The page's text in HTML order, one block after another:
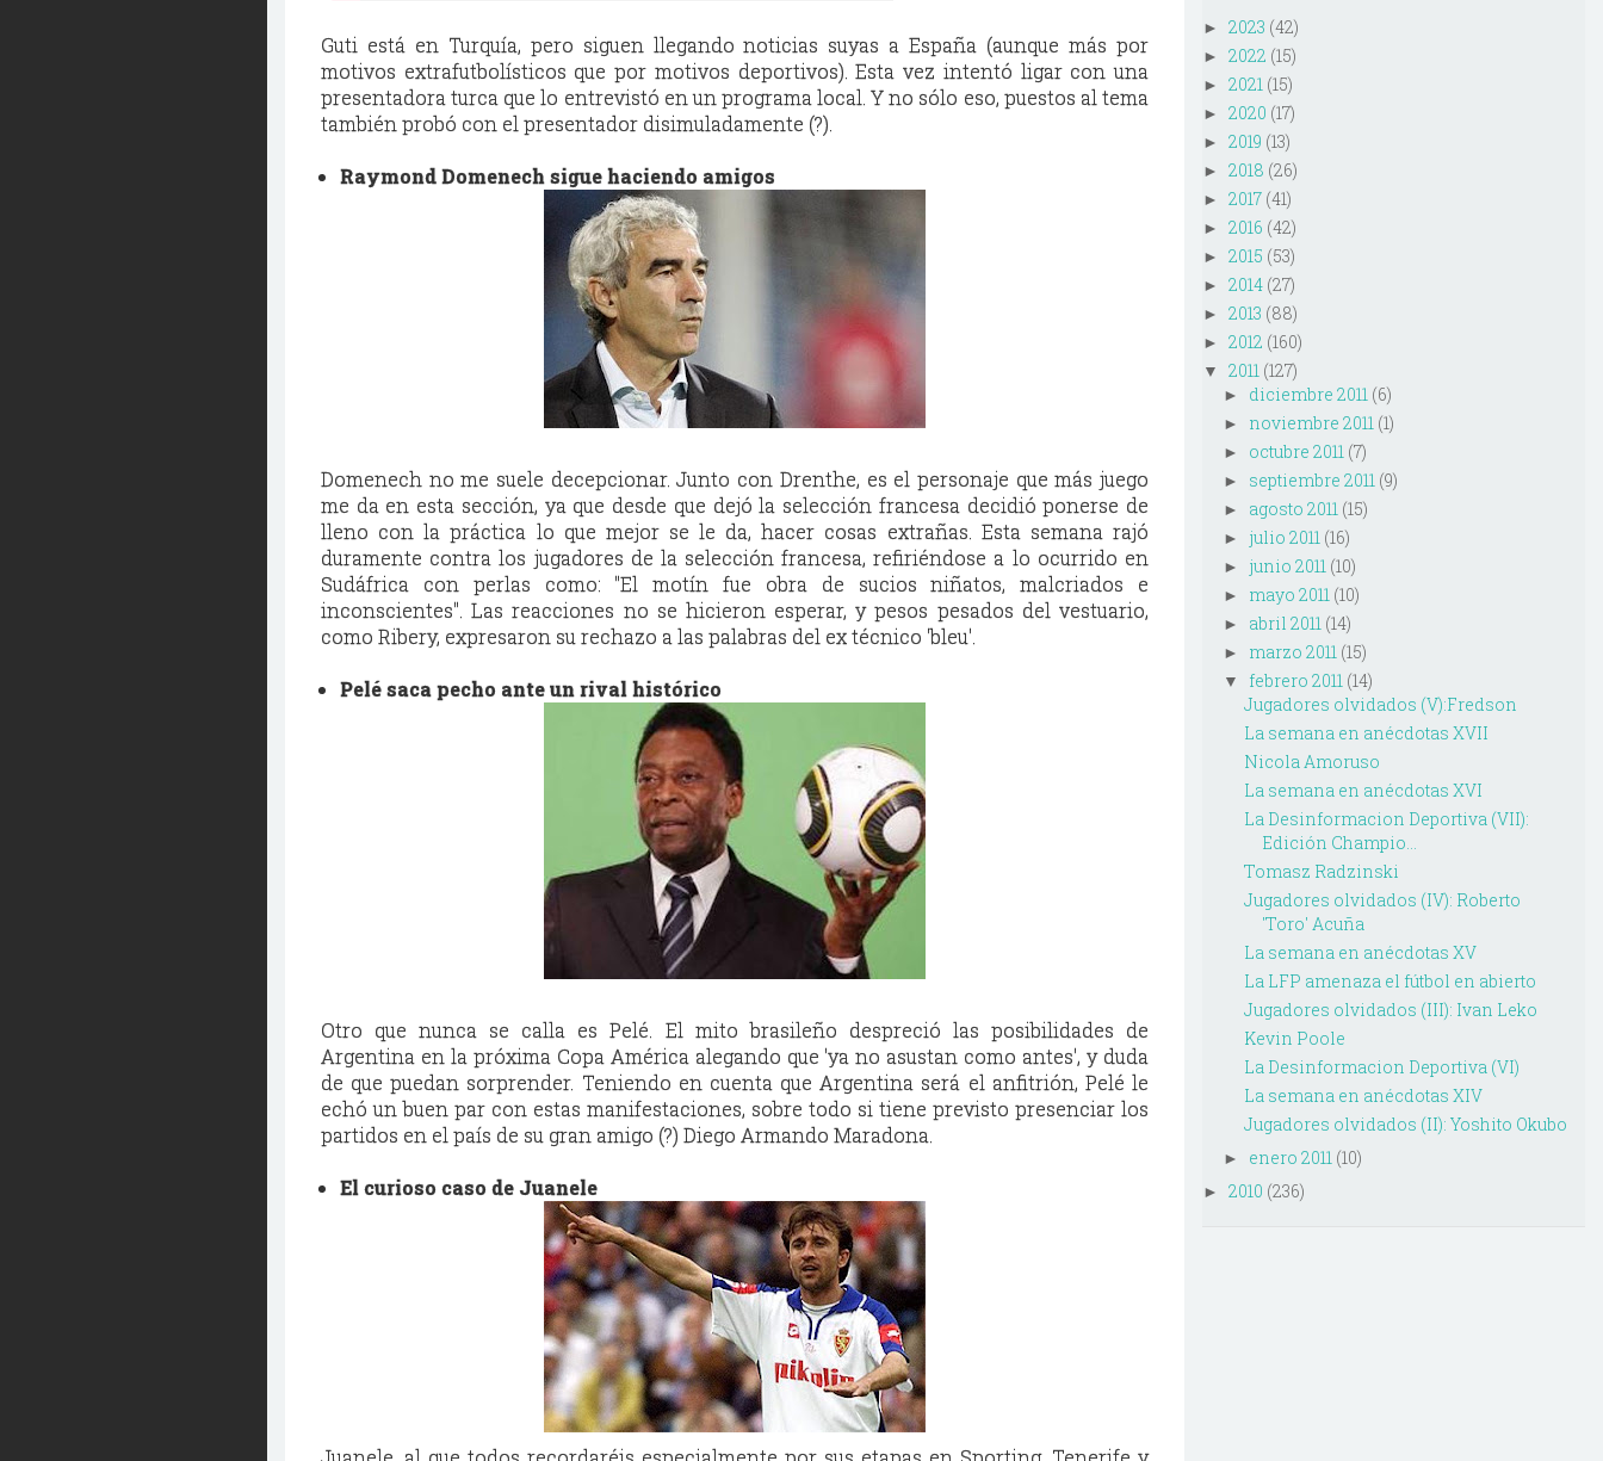
Guti está en Turquía, pero siguen llegando noticias suyas a España (aunque más por
motivos extrafutbolísticos que por motivos deportivos). Esta vez intentó ligar con una
presentadora turca que lo entrevistó en un programa local. Y no sólo eso, puestos al tema
también probó con el presentador disimuladamente (?).
Raymond Domenech sigue haciendo amigos
Domenech no me suele decepcionar. Junto con Drenthe, es el personaje que más juego
me da en esta sección, ya que desde que dejó la selección francesa decidió ponerse de
lleno con la práctica lo que mejor se le da, hacer cosas extrañas. Esta semana rajó
duramente contra los jugadores de la selección francesa, refiriéndose a lo ocurrido en
Sudáfrica con perlas como: ''El motín fue obra de sucios niñatos, malcriados e
inconscientes''. Las reacciones no se hicieron esperar, y pesos pesados del vestuario,
como Ribery, expresaron su rechazo a las palabras del ex técnico 'bleu'.
Pelé saca pecho ante un rival histórico
Otro que nunca se calla es Pelé. El mito brasileño despreció las posibilidades de
Argentina en la próxima Copa América alegando que 'ya no asustan como antes', y duda
de que puedan sorprender. Teniendo en cuenta que Argentina será el anfitrión, Pelé le
echó un buen par con estas manifestaciones, sobre todo si tiene previsto presenciar los
partidos en el país de su gran amigo (?) Diego Armando Maradona.
El curioso caso de Juanele
► 2023 (42)
► 2022 (15)
► 2021 (15)
► 2020 (17)
► 2019 (13)
► 2018 (26)
► 2017 (41)
► 2016 (42)
► 2015 (53)
► 2014 (27)
► 2013 (88)
► 2012 (160)
▼ 2011 (127)
► diciembre 2011 (6)
► noviembre 2011 (1)
► octubre 2011 (7)
► septiembre 2011 (9)
► agosto 2011 (15)
► julio 2011 (16)
► junio 2011 (10)
► mayo 2011 (10)
► abril 2011 (14)
► marzo 2011 (15)
▼ febrero 2011 (14)
Jugadores olvidados (V):Fredson
La semana en anécdotas XVII
Nicola Amoruso
La semana en anécdotas XVI
La Desinformacion Deportiva (VII):
Edición Champio...
Tomasz Radzinski
Jugadores olvidados (IV): Roberto
'Toro' Acuña
La semana en anécdotas XV
La LFP amenaza el fútbol en abierto
Jugadores olvidados (III): Ivan Leko
Kevin Poole
La Desinformacion Deportiva (VI)
La semana en anécdotas XIV
Jugadores olvidados (II): Yoshito Okubo
► enero 2011 (10)
► 2010 (236)